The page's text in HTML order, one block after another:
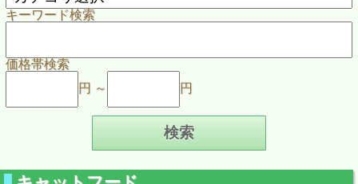
キーワード検索
価格帯検索
円 ～
円